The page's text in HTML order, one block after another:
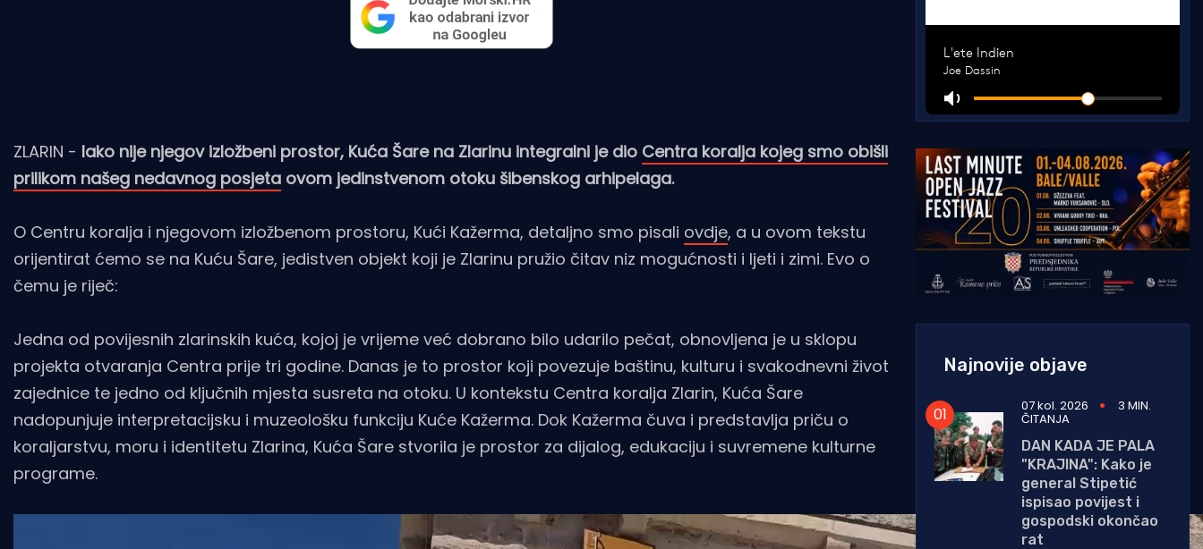
ZLARIN - Iako nije njegov izložbeni prostor, Kuća Šare na Zlarinu integralni je dio Centra koralja kojeg smo obišli
prilikom našeg nedavnog posjeta ovom jedinstvenom otoku šibenskog arhipelaga.
O Centru koralja i njegovom izložbenom prostoru, Kući Kažerma, detaljno smo pisali ovdje, a u ovom tekstu
orijentirat ćemo se na Kuću Šare, jedistven objekt koji je Zlarinu pružio čitav niz mogućnosti i ljeti i zimi. Evo o
čemu je riječ:
Jedna od povijesnih zlarinskih kuća, kojoj je vrijeme već dobrano bilo udarilo pečat, obnovljena je u sklopu
projekta otvaranja Centra prije tri godine. Danas je to prostor koji povezuje baštinu, kulturu i svakodnevni život
zajednice te jedno od ključnih mjesta susreta na otoku. U kontekstu Centra koralja Zlarin, Kuća Šare
nadopunjuje interpretacijsku i muzeološku funkciju Kuće Kažerma. Dok Kažerma čuva i predstavlja priču o
koraljarstvu, moru i identitetu Zlarina, Kuća Šare stvorila je prostor za dijalog, edukaciju i suvremene kulturne
programe.
Najnovije objave
07 kol. 2026 3 MIN.
ČITANJA
DAN KADA JE PALA
"KRAJINA": Kako je
general Stipetić
ispisao povijest i
gospodski okončao
rat